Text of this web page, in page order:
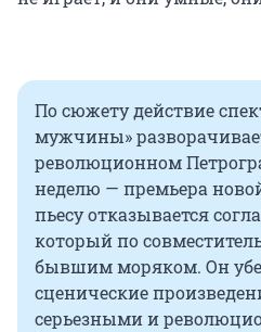
По сюжету действие
мужчины»
революционном
неделю — премьера
пьесу отказывается
который по
бывшим моряком. Он
сценические
серьезными и